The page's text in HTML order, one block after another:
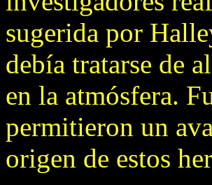
sugerida por
debía tratarse de
en la atmósfera.
permitieron un
origen de estos